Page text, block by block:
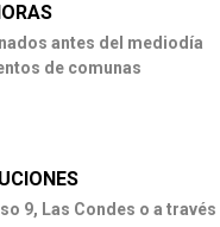
antes del mediodía
de comunas
9, Las Condes o a través